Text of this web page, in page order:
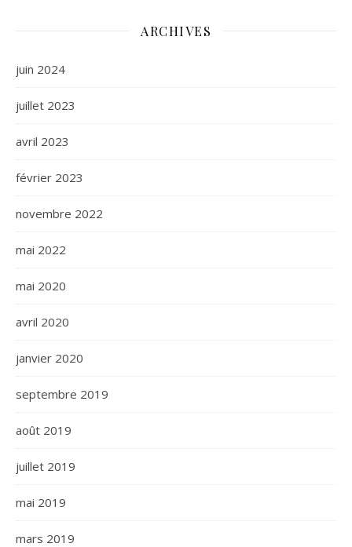
ARCHIVES
juin 2024
juillet 2023
avril 2023
février 2023
novembre 2022
mai 2022
mai 2020
avril 2020
janvier 2020
septembre 2019
août 2019
juillet 2019
mai 2019
mars 2019